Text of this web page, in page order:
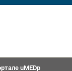
uMEDp